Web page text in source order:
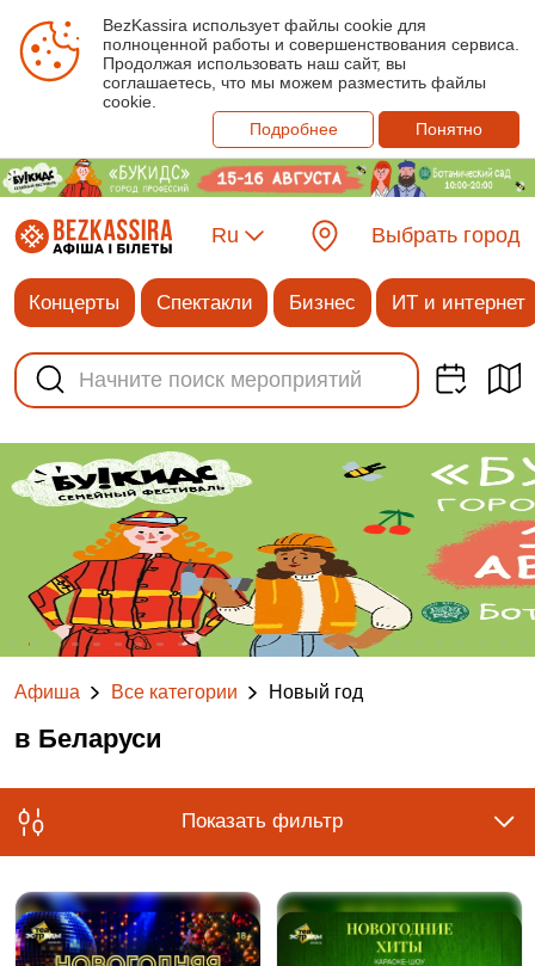
BezKassira использует файлы cookie для
полноценной работы и совершенствования сервиса.
Продолжая использовать наш сайт, вы
соглашаетесь, что мы можем разместить файлы
cookie.
Подробнее
Понятно
Ru Выбрать город
Концерты Спектакли Бизнес ИТ и интернет
Афиша Все категории Новый год
в Беларуси
Показать фильтр